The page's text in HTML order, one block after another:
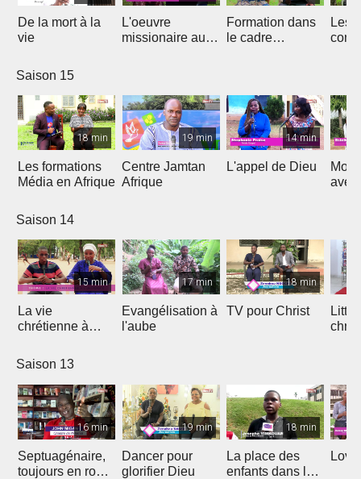
De la mort à la
vie
L'oeuvre
missionaire au
Formation dans
le cadre
Les
Saison 15
18 min
Les formations
Média en Afrique
19 min
Centre Jamtan
Afrique
14 min
L'appel de Dieu
Mon
avec
Saison 14
15 min
La vie
chrétienne à
17 min
Evangélisation à
l'aube
18 min
TV pour Christ
Saison 13
16 min
Septuagénaire,
toujours en route
19 min
Dancer pour
glorifier Dieu
18 min
La place des
enfants dans le